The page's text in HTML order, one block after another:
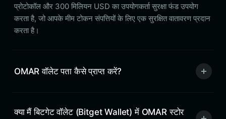
प्रोटोकॉल और 300 मिलियन USD का उपयोगकर्ता सुरक्षा फंड उपयोग
करता है, जो आपके मीम टोकन संपत्तियों के लिए एक सुरक्षित वातावरण प्रदान
करता है।
OMAR वॉलेट पता कैसे प्राप्त करें?
क्या मैं बिटगेट वॉलेट (Bitget Wallet) में OMAR स्टोर